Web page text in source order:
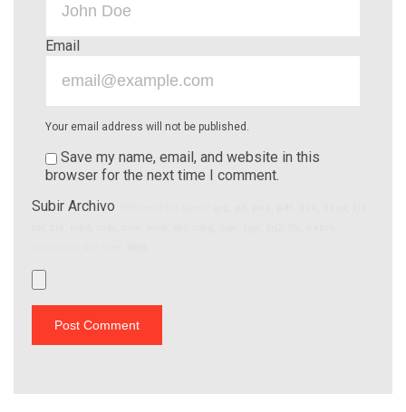
Email
Your email address will not be published.
Save my name, email, and website in this
browser for the next time I comment.
Subir Archivo